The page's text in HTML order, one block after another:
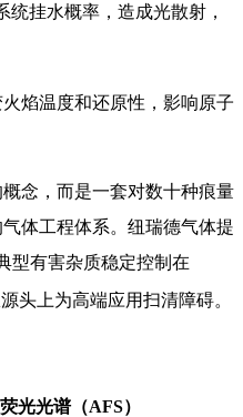
统挂水概率，造成光散射，
焰温度和还原性，影响原子
念，而是一套对数十种痕量
体工程体系。纽瑞德气体提
型有害杂质稳定控制在
头上为高端应用扫清障碍。
光光谱（AFS）